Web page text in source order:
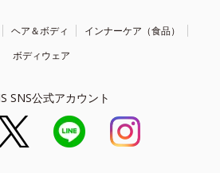
ヘア＆ボディ
インナーケア（食品）
ボディウェア
SNS公式アカウント